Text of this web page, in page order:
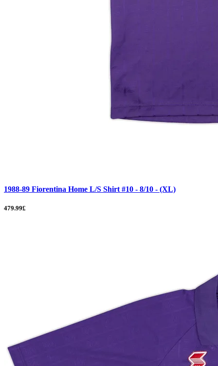
1988-89 Fiorentina Home L/S Shirt #10 - 8/10 - (XL)
479.99£